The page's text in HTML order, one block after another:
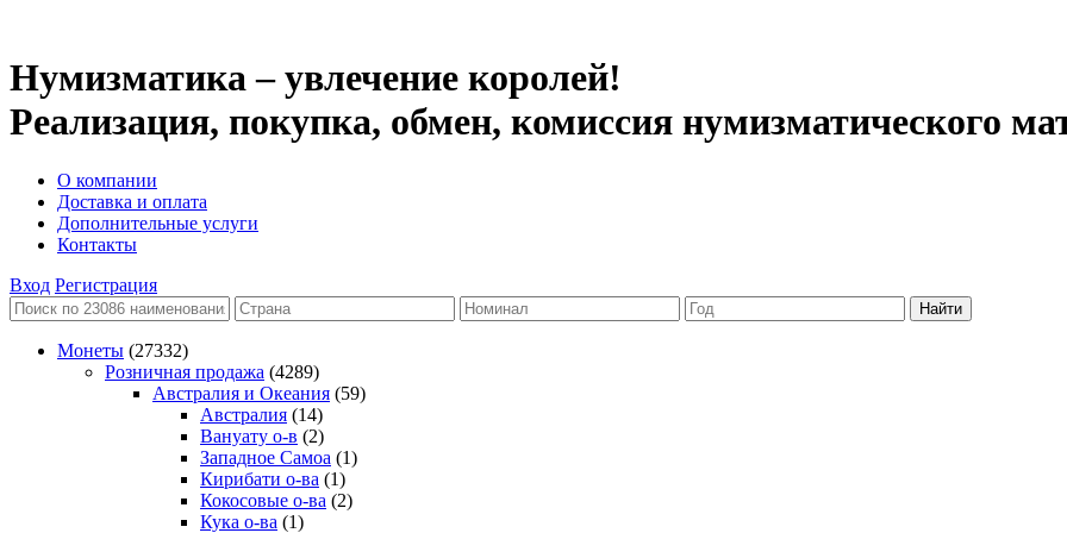
Нумизматика – увлечение королей!
Реализация, покупка, обмен, комиссия нумизматического
О компании
Доставка и оплата
Дополнительные услуги
Контакты
Вход Регистрация
Монеты (27332)
Розничная продажа (4289)
Австралия и Океания (59)
Австралия (14)
Вануату о-в (2)
Западное Самоа (1)
Кирибати о-ва (1)
Кокосовые о-ва (2)
Кука о-ва (1)